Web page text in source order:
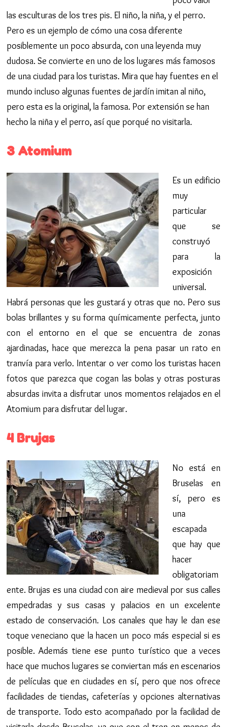
las esculturas de los tres pis. El niño, la niña, y el perro.
Pero es un ejemplo de cómo una cosa diferente
posiblemente un poco absurda, con una leyenda muy
dudosa. Se convierte en uno de los lugares más famosos
de una ciudad para los turistas. Mira que hay fuentes en el
mundo incluso algunas fuentes de jardín imitan al niño,
pero esta es la original, la famosa. Por extensión se han
hecho la niña y el perro, así que porqué no visitarla.
3 Atomium
Es un edificio
muy
particular
que se
construyó
para la
exposición
universal.
Habrá personas que les gustará y otras que no. Pero sus
bolas brillantes y su forma químicamente perfecta, junto
con el entorno en el que se encuentra de zonas
ajardinadas, hace que merezca la pena pasar un rato en
tranvía para verlo. Intentar o ver como los turistas hacen
fotos que parezca que cogan las bolas y otras posturas
absurdas invita a disfrutar unos momentos relajados en el
Atomium para disfrutar del lugar.
4 Brujas
No está en
Bruselas en
sí, pero es
una
escapada
que hay que
hacer
obligatoriam
ente. Brujas es una ciudad con aire medieval por sus calles
empedradas y sus casas y palacios en un excelente
estado de conservación. Los canales que hay le dan ese
toque veneciano que la hacen un poco más especial si es
posible. Además tiene ese punto turístico que a veces
hace que muchos lugares se conviertan más en escenarios
de películas que en ciudades en sí, pero que nos ofrece
facilidades de tiendas, cafeterías y opciones alternativas
de transporte. Todo esto acompañado por la facilidad de